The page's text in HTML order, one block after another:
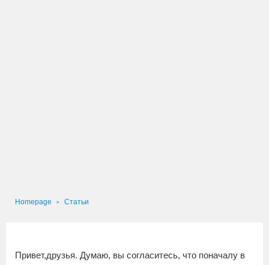
Homepage Статьи
Привет,друзья. Думаю, вы согласитесь, что поначалу в